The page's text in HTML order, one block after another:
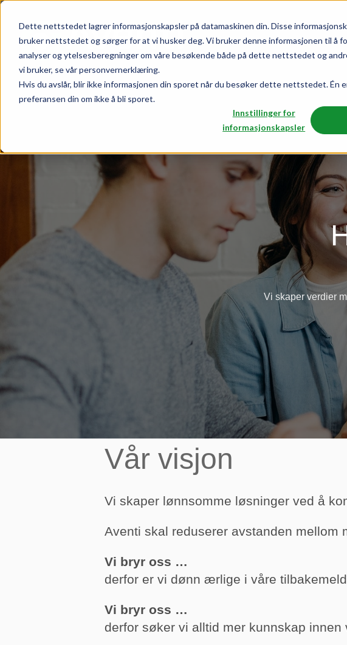
Dette nettstedet lagrer informasjonskapsler på datamaskinen din. Disse
bruker nettstedet og sørger for at vi husker deg. Vi bruker denne informasjonen til å
analyser og ytelsesberegninger om våre besøkende både på dette nettstedet og
vi bruker, se vår personvernerklæring.
Hvis du avslår, blir ikke informasjonen din sporet når du besøker dette nettstedet. Én
preferansen din om ikke å bli sporet.
Innstillinger for
informasjonskapsler
Vi skaper verdier
Vår visjon
Vi skaper lønnsomme løsninger ved å
Aventi skal reduserer avstanden mellom
Vi bryr oss …
derfor er vi dønn ærlige i våre
Vi bryr oss …
derfor søker vi alltid mer kunnskap